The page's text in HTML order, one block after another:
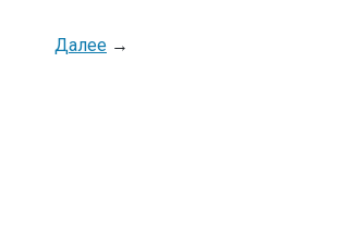
Далее→